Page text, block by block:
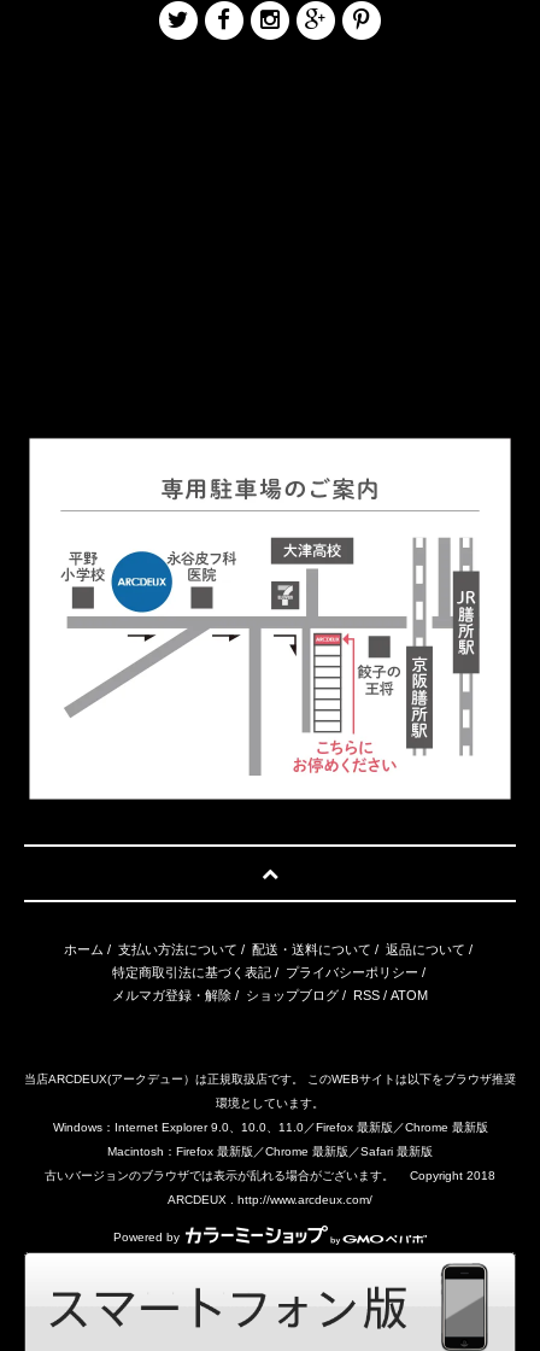
ホーム / 支払い方法について / 配送・送料について / 返品について /
特定商取引法に基づく表記/ プライバシーポリシー /
メルマガ登録・解除 / ショップブログ / RSS / ATOM
当店ARCDEUX(アークデュー）は正規取扱店です。 このWEBサイトは以下をブラウザ推奨
環境としています。
Windows：Internet Explorer 9.0、10.0、11.0／Firefox 最新版／Chrome 最新版
Macintosh：Firefox 最新版／Chrome 最新版／Safari 最新版
古いバージョンのブラウザでは表示が乱れる場合がございます。 Copyright 2018
ARCDEUX . http://www.arcdeux.com/
Powered by